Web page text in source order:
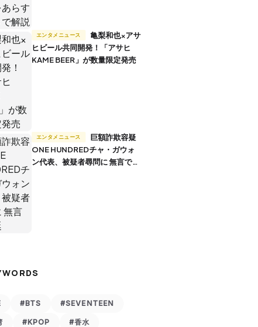
エンタメニュース
ヒビール共同開発！「アサヒ
KAME BEER」が数量限定発売
エンタメニュース
ONE HUNDREDチャ・ガウォ
ン代表、被疑者尋問に 無言で退
#BTS #SEVENTEEN
#KPOP #香水